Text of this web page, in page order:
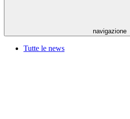
navigazione
Tutte le news